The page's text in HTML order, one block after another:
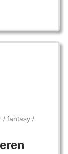
/ fantasy /